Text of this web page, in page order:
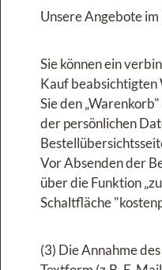
Unsere Angebote
Sie können ein
Kauf beabsichtigten
Sie den
der persönlichen
Vor Absenden der
über die Funktion
Schaltfläche
(3) Die Annahme